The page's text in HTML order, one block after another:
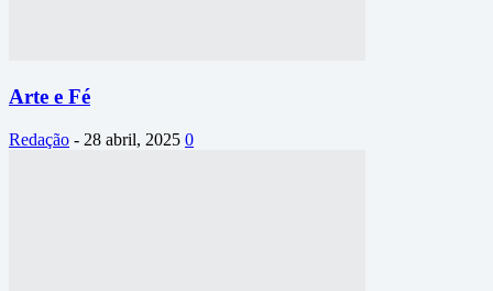
Arte e Fé
Redação - 28 abril, 2025 0